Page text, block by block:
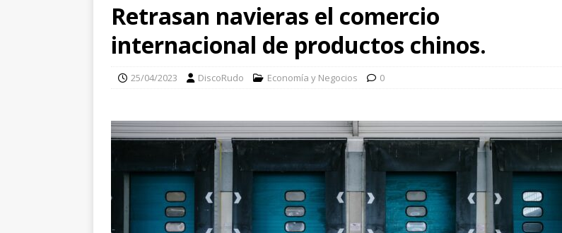
Retrasan navieras el comercio
internacional de productos chinos.
25/04/2023 DiscoRudo Economía y Negocios 0